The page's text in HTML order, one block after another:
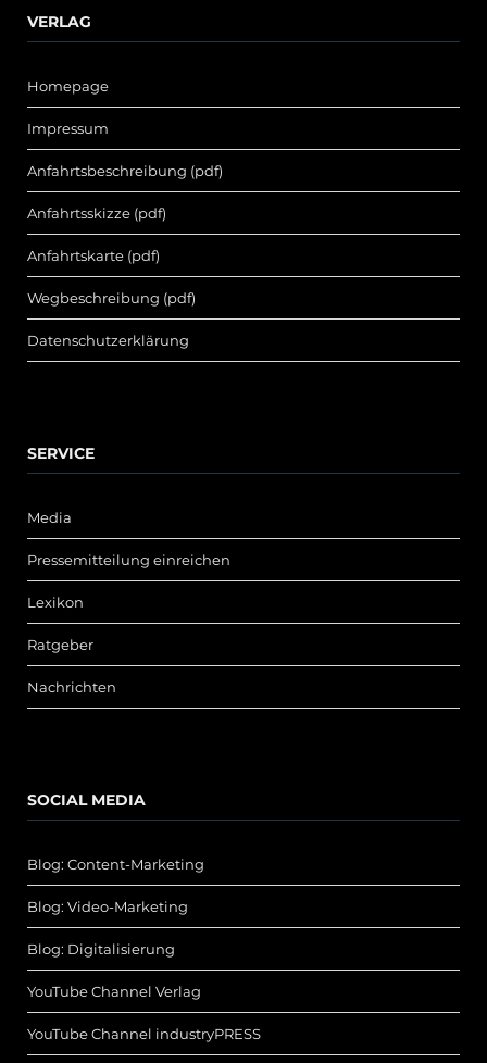
VERLAG
Homepage
Impressum
Anfahrtsbeschreibung (pdf)
Anfahrtsskizze (pdf)
Anfahrtskarte (pdf)
Wegbeschreibung (pdf)
Datenschutzerklärung
SERVICE
Media
Pressemitteilung einreichen
Lexikon
Ratgeber
Nachrichten
SOCIAL MEDIA
Blog: Content-Marketing
Blog: Video-Marketing
Blog: Digitalisierung
YouTube Channel Verlag
YouTube Channel industryPRESS